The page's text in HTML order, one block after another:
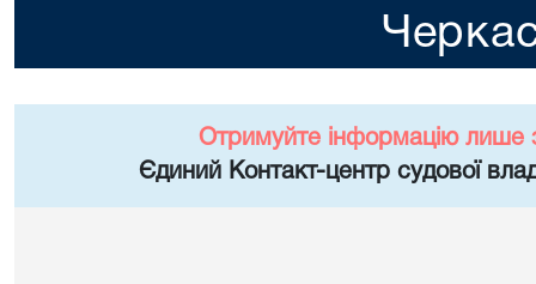
Отримуйте інформацію лише
Єдиний Контакт-центр судової